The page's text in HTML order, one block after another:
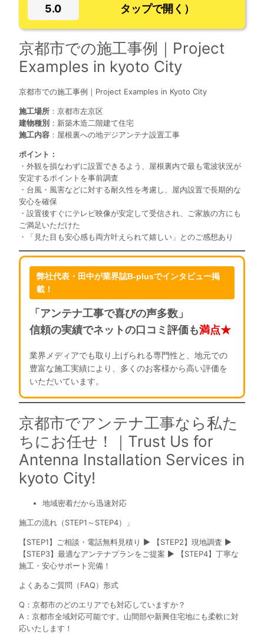
5.0
タップで開く）
京都市での施工事例｜Project
Examples in kyoto City
京都市での施工事例｜Project Examples in Kyoto City
施工場所 ：京都市左京区
建物種別 ：新築木造二階建て住宅
施工内容 ：屋根裏への地デジアンテナ設置工事
ポイント：
・外観を損なわずに設置できるよう、屋根裏内で最も電波状況が
安定するポイントを事前調査
・台風・風害などに対する耐久性を考慮し、屋内設置で長期的な
安心を確保
・設置後すぐにテレビ映像が安定して受信され、ご家族の方にも
ご満足いただけた
・「見た目も安心感も両方叶えられて嬉しい」とのご感想あり
弊社代表・田中が業界誌B-plusでインタビュー掲
載！
「アンテナ工事で喜びの声多数」
信頼の実績でネットの口コミ評価も満点★
業界メディアでも取り上げられる専門性と、地元での
豊富な施工実績により、多くのお客様から高い評価を
いただいています。
京都市でアンテナ工事なら私た
ちにお任せ！｜Trust Us for
Antenna Installation Services in
kyoto City!
地域密着だから迅速対応
施工の流れ（STEP1～STEP4）」
【STEP1】ご相談・電話無料見積り ▶ 【STEP2】現地調査 ▶
【STEP3】最適なアンテナプランをご提案 ▶ 【STEP4】丁寧な
施工・安心サポート完備！
よくあるご質問（FAQ）形式
Q：京都市のどのエリアでも対応していますか？
A：京都市全域対応可能です。山間部や新興住宅地にも柔軟に対
応いたします！